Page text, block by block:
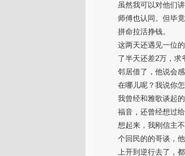
虽然我可以对他们
师傅也认同。但毕
拼命拉活挣钱。
这两天还遇见一位
了半天还差2万，求
邻居借了，他说会
在哪儿呢？我说你
我曾经和雅歌谈起
福音，还曾经想过
想起来，我刚信主
个回民的的哥谈，
上开到逆行去了，